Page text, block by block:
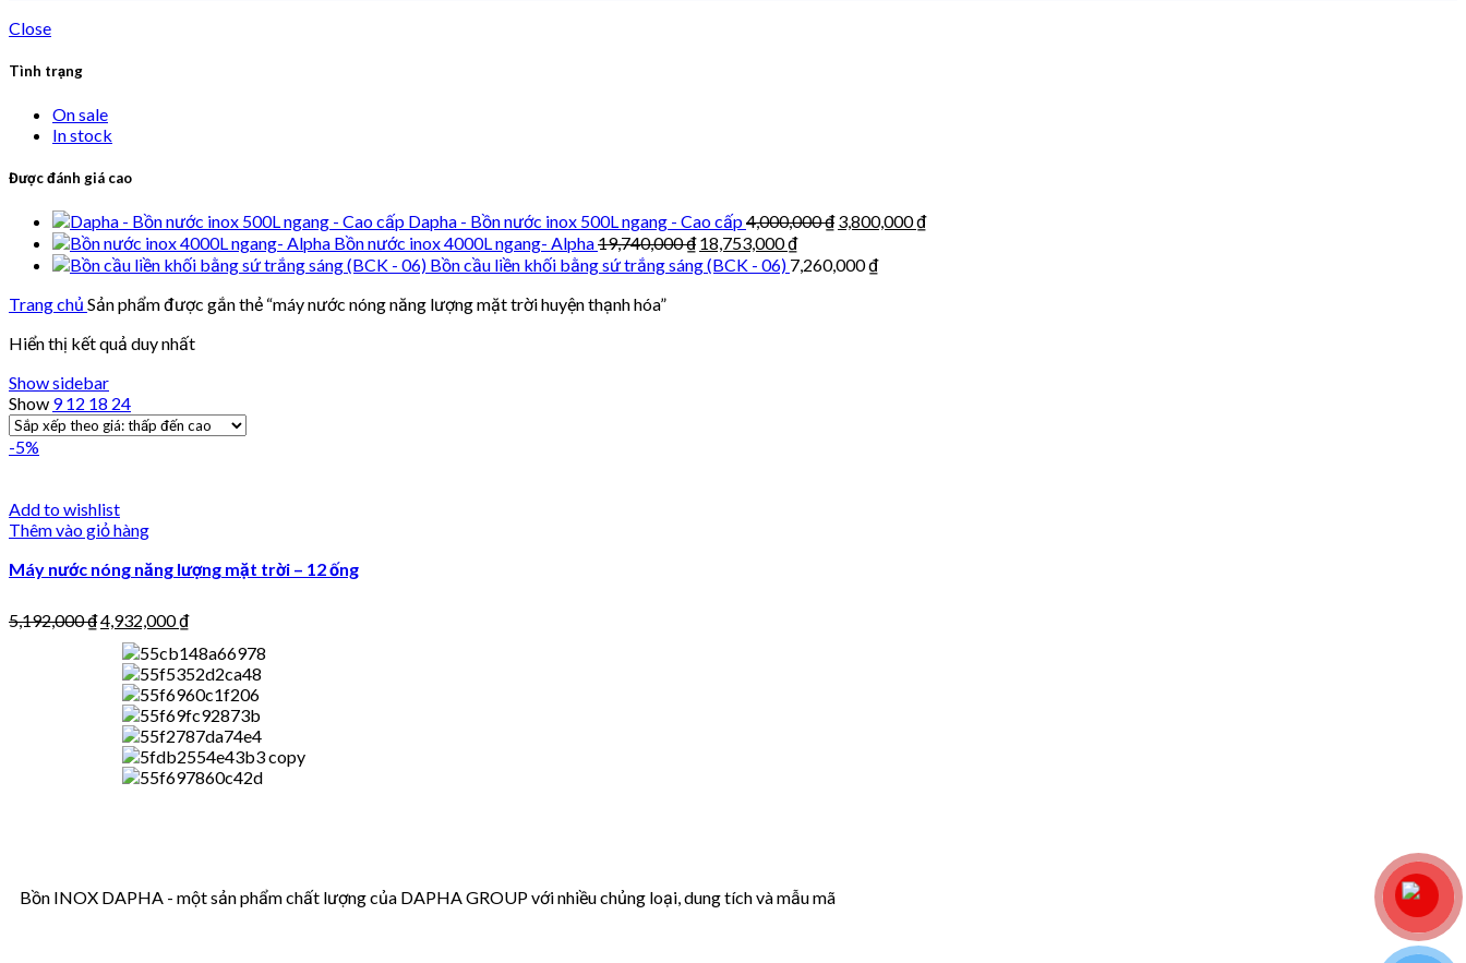
Close
Tình trạng
On sale
In stock
Được đánh giá cao
Dapha - Bồn nước inox 500L ngang - Cao cấp4,000,000₫ 3,800,000₫
Bồn nước inox 4000L ngang- Alpha19,740,000₫ 18,753,000₫
Bồn cầu liền khối bằng sứ trắng sáng (BCK - 06) 7,260,000₫
Trang chủ Sản phẩm được gắn thẻ “máy nước nóng năng lượng mặt trời huyện thạnh hóa”
Hiển thị kết quả duy nhất
Show sidebar
Show 912 18 24
-5%
Add to wishlist
Thêm vào giỏ hàng
Máy nước nóng năng lượng mặt trời – 12 ống
5,192,000₫4,932,000₫
Bồn INOX DAPHA - một sản phẩm chất lượng của DAPHA GROUP với nhiều chủng loại, dung tích và mẫu mã